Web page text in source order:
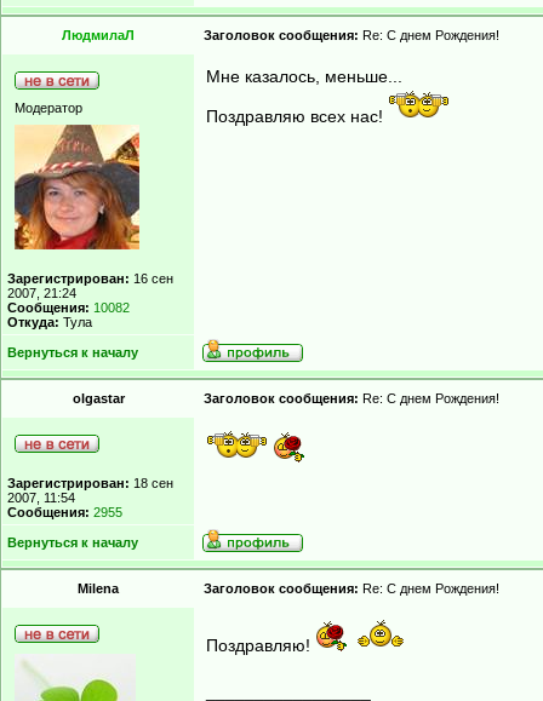
ЛюдмилаЛ Заголовок сообщения: Re: С днем Рождения!
Модератор
Зарегистрирован: 16 сен
2007, 21:24
Сообщения: 10082
Откуда: Тула
Мне казалось, меньше...
Поздравляю всех нас!
Вернуться к началу
olgastar Заголовок сообщения: Re: С днем Рождения!
Зарегистрирован: 18 сен
2007, 11:54
Сообщения: 2955
Вернуться к началу
Milena Заголовок сообщения: Re: С днем Рождения!
Поздравляю!